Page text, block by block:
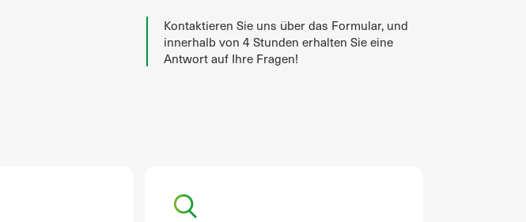
Kontaktieren Sie uns über das Formular, und
innerhalb von 4 Stunden erhalten Sie eine
Antwort auf Ihre Fragen!